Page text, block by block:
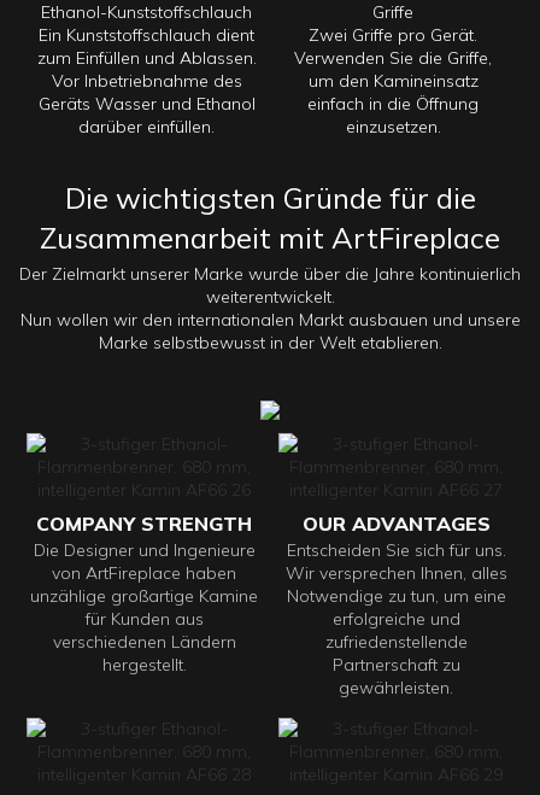
Ethanol-Kunststoffschlauch
Ein Kunststoffschlauch dient
zum Einfüllen und Ablassen.
Vor Inbetriebnahme des
Geräts Wasser und Ethanol
darüber einfüllen.
Griffe
Zwei Griffe pro Gerät.
Verwenden Sie die Griffe,
um den Kamineinsatz
einfach in die Öffnung
einzusetzen.
Die wichtigsten Gründe für die
Zusammenarbeit mit ArtFireplace
Der Zielmarkt unserer Marke wurde über die Jahre kontinuierlich
weiterentwickelt.
Nun wollen wir den internationalen Markt ausbauen und unsere
Marke selbstbewusst in der Welt etablieren.
COMPANY STRENGTH
Die Designer und Ingenieure
von ArtFireplace haben
unzählige großartige Kamine
für Kunden aus
verschiedenen Ländern
hergestellt.
OUR ADVANTAGES
Entscheiden Sie sich für uns.
Wir versprechen Ihnen, alles
Notwendige zu tun, um eine
erfolgreiche und
zufriedenstellende
Partnerschaft zu
gewährleisten.